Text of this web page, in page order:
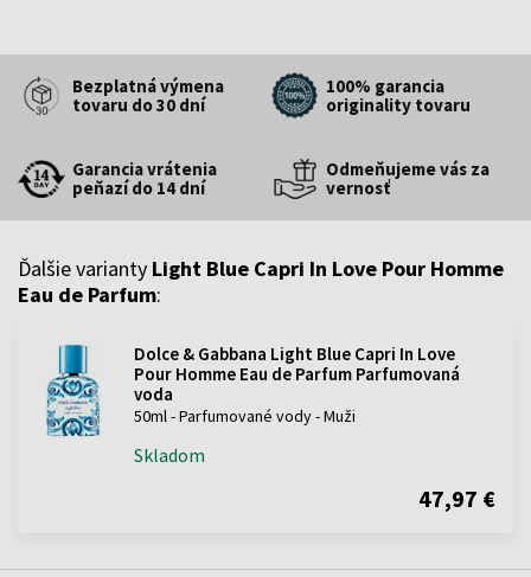
Bezplatná výmena
tovaru do 30 dní
100% garancia
originality tovaru
Garancia vrátenia
peňazí do 14 dní
Odmeňujeme vás za
vernosť
Ďalšie varianty Light Blue Capri In Love Pour Homme
Eau de Parfum:
Dolce & Gabbana Light Blue Capri In Love
Pour Homme Eau de Parfum Parfumovaná
voda
50ml - Parfumované vody - Muži
Skladom
47,97 €